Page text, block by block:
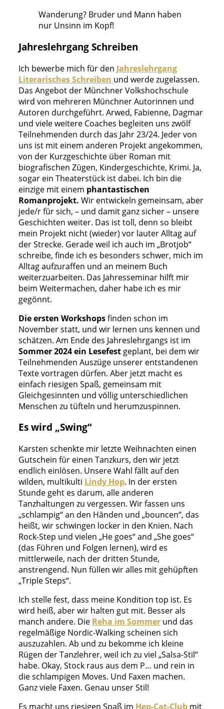
Wanderung? Bruder und Mann haben
nur Unsinn im Kopf!
Jahreslehrgang Schreiben
Ich bewerbe mich für den Jahreslehrgang
Literarisches Schreiben und werde zugelassen.
Das Angebot der Münchner Volkshochschule
wird von mehreren Münchner Autorinnen und
Autoren durchgeführt. Arwed, Fabienne, Dagmar
und viele weitere Coaches begleiten uns zwölf
Teilnehmenden durch das Jahr 23/24. Jeder von
uns ist mit einem anderen Projekt angekommen,
von der Kurzgeschichte über Roman mit
biografischen Zügen, Kindergeschichte, Krimi. Ja,
sogar ein Theaterstück ist dabei. Ich bin die
einzige mit einem phantastischen
Romanprojekt. Wir entwickeln gemeinsam, aber
jede/r für sich, – und damit ganz sicher – unsere
Geschichten weiter. Das ist toll, denn so bleibt
mein Projekt nicht (wieder) vor lauter Alltag auf
der Strecke. Gerade weil ich auch im „Brotjob“
schreibe, finde ich es besonders schwer, mich im
Alltag aufzuraffen und an meinem Buch
weiterzuarbeiten. Das Jahresseminar hilft mir
beim Weitermachen, daher habe ich es mir
gegönnt.
Die ersten Workshopsfinden schon im
November statt, und wir lernen uns kennen und
schätzen. Am Ende des Jahreslehrgangs ist im
Sommer 2024 ein Lesefestgeplant, bei dem wir
Teilnehmenden Auszüge unserer entstandenen
Texte vortragen dürfen. Aber jetzt macht es
einfach riesigen Spaß, gemeinsam mit
Gleichgesinnten und völlig unterschiedlichen
Menschen zu tüfteln und herumzuspinnen.
Es wird „Swing“
Karsten schenkte mir letzte Weihnachten einen
Gutschein für einen Tanzkurs, den wir jetzt
endlich einlösen. Unsere Wahl fällt auf den
wilden, multikulti Lindy Hop. In der ersten
Stunde geht es darum, alle anderen
Tanzhaltungen zu vergessen. Wir fassen uns
„schlampig“ an den Händen und „bouncen“, das
heißt, wir schwingen locker in den Knien. Nach
Rock-Step und vielen „He goes“ and „She goes“
(das Führen und Folgen lernen), wird es
mittlerweile, nach der dritten Stunde,
anstrengend. Nun füllen wir alles mit gehüpften
„Triple Steps“.
Ich stelle fest, dass meine Kondition top ist. Es
wird heiß, aber wir halten gut mit. Besser als
manch andere. Die Reha im Sommerund das
regelmäßige Nordic-Walking scheinen sich
auszuzahlen. Ab und zu bekomme ich kleine
Rügen der Tanzlehrer, weil ich zu viel „Salsa-Stil“
habe. Okay, Stock raus aus dem P… und rein in
die schlampigen Moves. Und Faxen machen.
Ganz viele Faxen. Genau unser Stil!
Es macht uns riesigen Spaß im Hep-Cat-Clubmit